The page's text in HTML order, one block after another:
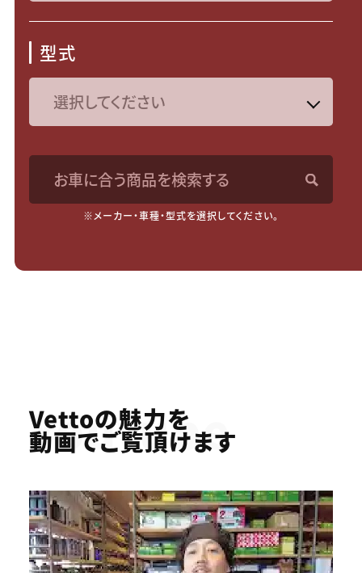
型式
お車に合う商品を検索する
※メーカー・車種・型式を選択してください。
Youtube
Vettoの魅力を
動画でご覧頂けます